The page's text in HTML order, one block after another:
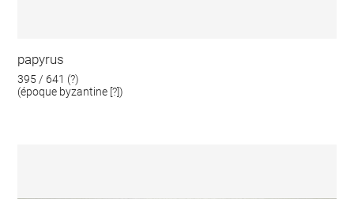
papyrus
395 / 641 (?)
(époque byzantine [?])